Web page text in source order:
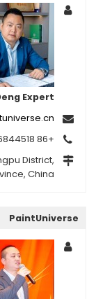
Expert
+86 18826844518
District,
China
PaintUniverse